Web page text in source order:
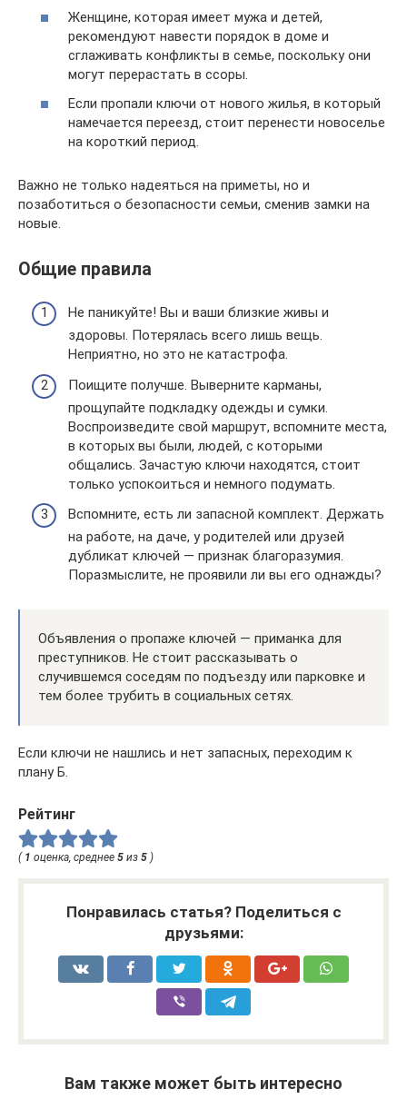
Женщине, которая имеет мужа и детей,
рекомендуют навести порядок в доме и
сглаживать конфликты в семье, поскольку они
могут перерастать в ссоры.
Если пропали ключи от нового жилья, в который
намечается переезд, стоит перенести новоселье
на короткий период.
Важно не только надеяться на приметы, но и
позаботиться о безопасности семьи, сменив замки на
новые.
Общие правила
Не паникуйте! Вы и ваши близкие живы и
здоровы. Потерялась всего лишь вещь.
Неприятно, но это не катастрофа.
Поищите получше. Выверните карманы,
прощупайте подкладку одежды и сумки.
Воспроизведите свой маршрут, вспомните места,
в которых вы были, людей, с которыми
общались. Зачастую ключи находятся, стоит
только успокоиться и немного подумать.
Вспомните, есть ли запасной комплект. Держать
на работе, на даче, у родителей или друзей
дубликат ключей — признак благоразумия.
Поразмыслите, не проявили ли вы его однажды?
Объявления о пропаже ключей — приманка для
преступников. Не стоит рассказывать о
случившемся соседям по подъезду или парковке и
тем более трубить в социальных сетях.
Если ключи не нашлись и нет запасных, переходим к
плану Б.
Рейтинг
( 1 оценка, среднее 5 из 5 )
Понравилась статья? Поделиться с
друзьями:
Вам также может быть интересно